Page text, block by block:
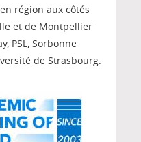
région aux côtés
et de Montpellier
PSL, Sorbonne
de Strasbourg.